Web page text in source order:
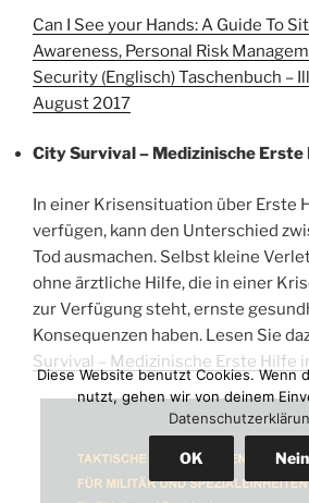
Can I See your Hands: A Guide To
Awareness, Personal Risk
Security (Englisch) Taschenbuch –
August 2017
City Survival – Medizinische Erste
In einer Krisensituation über Erste
verfügen, kann den Unterschied
Tod ausmachen. Selbst kleine
ohne ärztliche Hilfe, die in einer
zur Verfügung steht, ernste
Konsequenzen haben. Lesen Sie
Survival – Medizinische Erste Hilfe
Diese Website benutzt Cookies. Wenn
nutzt, gehen wir von deinem
OK Nein